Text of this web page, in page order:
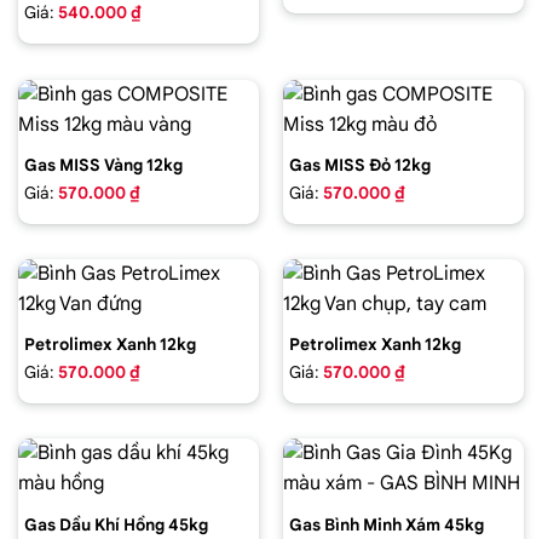
Giá: 540.000 ₫
Gas MISS Vàng 12kg
Giá: 570.000 ₫
Gas MISS Đỏ 12kg
Giá: 570.000 ₫
Petrolimex Xanh 12kg
Giá: 570.000 ₫
Petrolimex Xanh 12kg
Giá: 570.000 ₫
Gas Dầu Khí Hồng 45kg
Gas Bình Minh Xám 45kg